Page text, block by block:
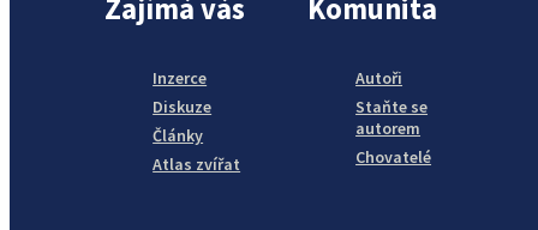
Zajímá vás
Inzerce
Diskuze
Články
Atlas zvířat
Komunita
Autoři
Staňte se
autorem
Chovatelé